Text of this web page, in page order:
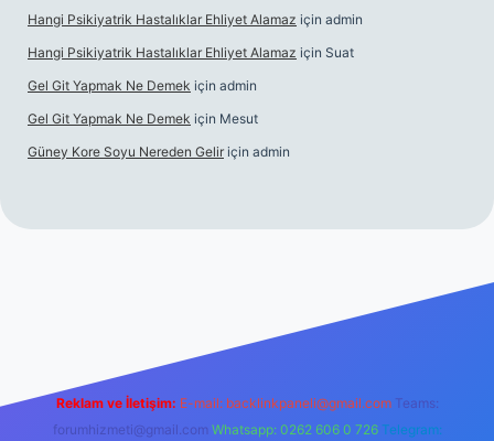
Hangi Psikiyatrik Hastalıklar Ehliyet Alamaz için admin
Hangi Psikiyatrik Hastalıklar Ehliyet Alamaz için Suat
Gel Git Yapmak Ne Demek için admin
Gel Git Yapmak Ne Demek için Mesut
Güney Kore Soyu Nereden Gelir için admin
Reklam ve İletişim: E-mail: backlinkpaneli@gmail.com Teams:
forumhizmeti@gmail.com Whatsapp: 0262 606 0 726 Telegram: